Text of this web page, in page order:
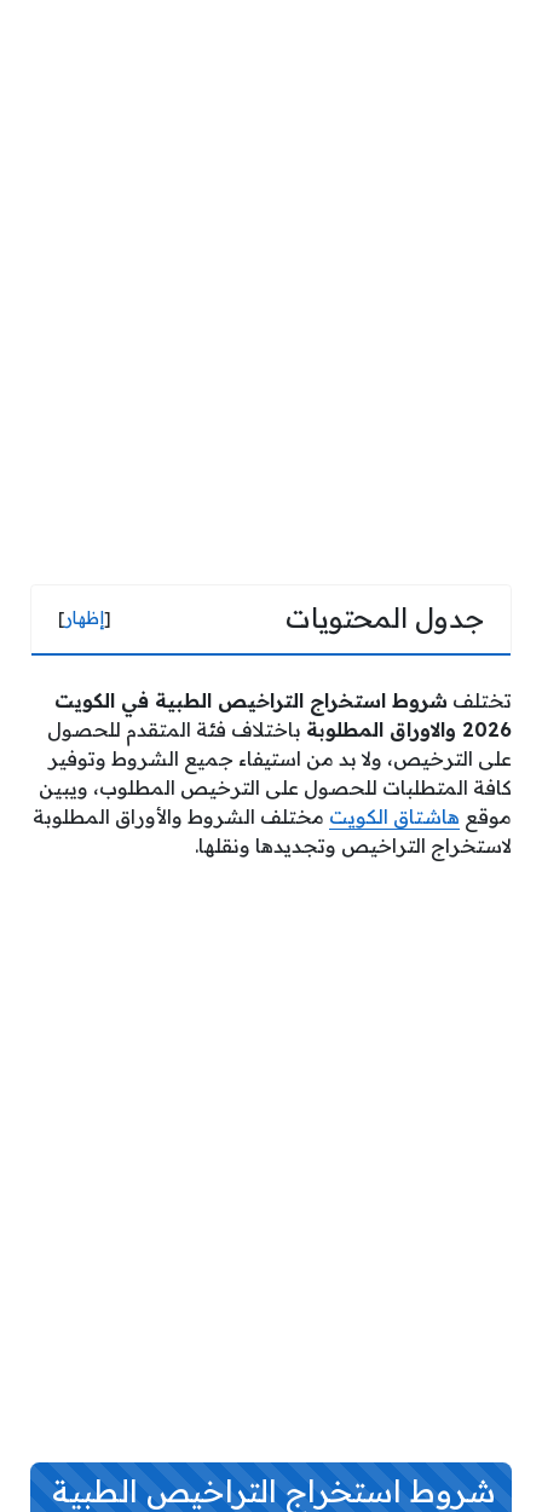
جدول المحتويات [إظهار]
تختلف شروط استخراج التراخيص الطبية في الكويت
2026 والاوراق المطلوبة
باختلاف فئة المتقدم للحصول
على الترخيص، ولا بد من استيفاء جميع الشروط وتوفير
كافة المتطلبات للحصول على الترخيص المطلوب، ويبين
موقع هاشتاق الكويت مختلف الشروط والأوراق المطلوبة
لاستخراج التراخيص وتجديدها ونقلها.
شروط استخراج التراخيص الطبية